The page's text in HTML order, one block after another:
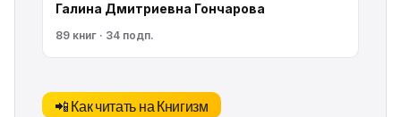
Галина Дмитриевна Гончарова
89 книг · 34 подп.
📲 Как читать на Книгизм